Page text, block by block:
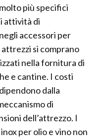
più specifici
attività di
accessori per
si comprano
nella fornitura di
e cantine. I costi
dalla
di
dell’attrezzo. I
per olio e vino non